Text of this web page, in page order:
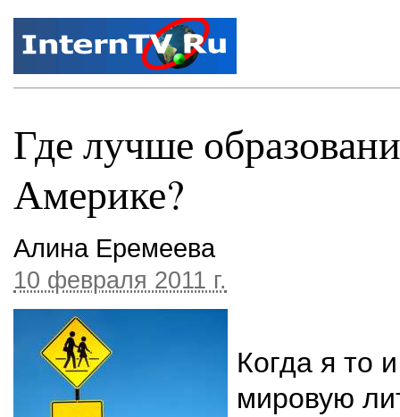
Где лучше
Америке?
Алина Еремеева
10 февраля 2011 г.
Когда я то
мировую